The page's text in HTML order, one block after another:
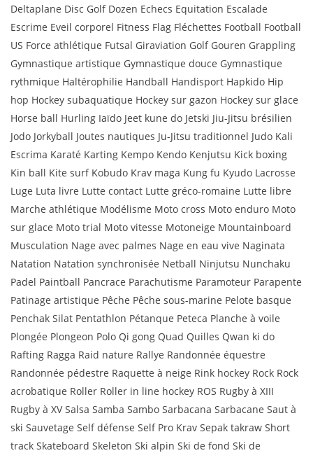
Deltaplane Disc Golf Dozen Echecs Equitation Escalade
Escrime Eveil corporel Fitness Flag Fléchettes Football Football
US Force athlétique Futsal Giraviation Golf Gouren Grappling
Gymnastique artistique Gymnastique douce Gymnastique
rythmique Haltérophilie Handball Handisport Hapkido Hip
hop Hockey subaquatique Hockey sur gazon Hockey sur glace
Horse ball Hurling Iaïdo Jeet kune do Jetski Jiu-Jitsu brésilien
Jodo Jorkyball Joutes nautiques Ju-Jitsu traditionnel Judo Kali
Escrima Karaté Karting Kempo Kendo Kenjutsu Kick boxing
Kin ball Kite surf Kobudo Krav maga Kung fu Kyudo Lacrosse
Luge Luta livre Lutte contact Lutte gréco-romaine Lutte libre
Marche athlétique Modélisme Moto cross Moto enduro Moto
sur glace Moto trial Moto vitesse Motoneige Mountainboard
Musculation Nage avec palmes Nage en eau vive Naginata
Natation Natation synchronisée Netball Ninjutsu Nunchaku
Padel Paintball Pancrace Parachutisme Paramoteur Parapente
Patinage artistique Pêche Pêche sous-marine Pelote basque
Penchak Silat Pentathlon Pétanque Peteca Planche à voile
Plongée Plongeon Polo Qi gong Quad Quilles Qwan ki do
Rafting Ragga Raid nature Rallye Randonnée équestre
Randonnée pédestre Raquette à neige Rink hockey Rock Rock
acrobatique Roller Roller in line hockey ROS Rugby à XIII
Rugby à XV Salsa Samba Sambo Sarbacana Sarbacane Saut à
ski Sauvetage Self défense Self Pro Krav Sepak takraw Short
track Skateboard Skeleton Ski alpin Ski de fond Ski de